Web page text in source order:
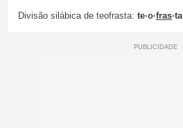
Divisão silábica de teofrasta: te·o·fras·ta